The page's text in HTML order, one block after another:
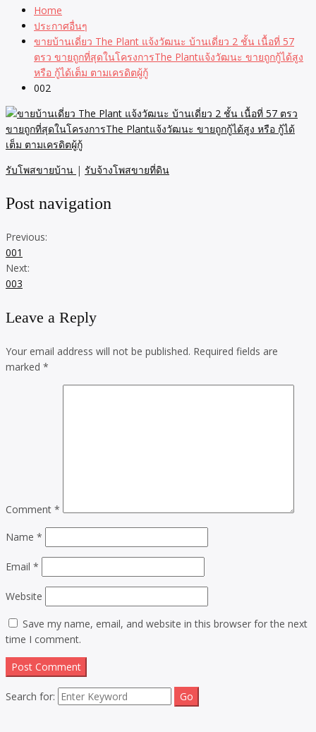
Home
ประกาศอื่นๆ
ขายบ้านเดี่ยว The Plant แจ้งวัฒนะ บ้านเดี่ยว 2 ชั้น เนื้อที่ 57
ตรว ขายถูกที่สุดในโครงการThe Plantแจ้งวัฒนะ ขายถูกกู้ได้สูง
หรือ กู้ได้เต็ม ตามเครดิตผู้กู้
002
รับโพสขายบ้าน | รับจ้างโพสขายที่ดิน
Post navigation
Previous:
001
Next:
003
Leave a Reply
Your email address will not be published. Required fields are
marked *
Comment *
Name *
Email *
Website
Save my name, email, and website in this browser for the next
time I comment.
Search for: